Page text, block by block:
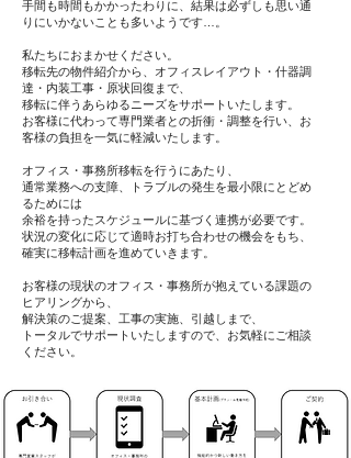
手間も時間もかかったわりに、結果は必ずしも思い通
りにいかないことも多いようです…。
私たちにおまかせください。
移転先の物件紹介から、オフィスレイアウト・什器調
達・内装工事・原状回復まで、
移転に伴うあらゆるニーズをサポートいたします。
お客様に代わって専門業者との折衝・調整を行い、お
客様の負担を一気に軽減いたします。
オフィス・事務所移転を行うにあたり、
通常業務への支障、トラブルの発生を最小限にとどめ
るためには
余裕を持ったスケジュールに基づく連携が必要です。
状況の変化に応じて適時お打ち合わせの機会をもち、
確実に移転計画を進めていきます。
お客様の現状のオフィス・事務所が抱えている課題の
ヒアリングから、
解決策のご提案、工事の実施、引越しまで、
トータルでサポートいたしますので、お気軽にご相談
ください。